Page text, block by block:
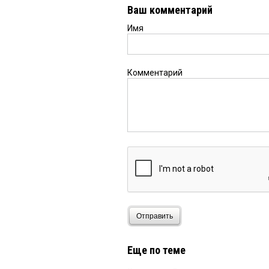
выверенную
предыдущие
Ваш комментарий
Имя
Комментарий
Отправить
Еще по теме